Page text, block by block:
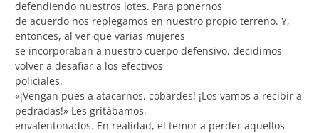
defendiendo nuestros lotes. Para ponernos
de acuerdo nos replegamos en nuestro propio terreno. Y,
entonces, al ver que varias mujeres
se incorporaban a nuestro cuerpo defensivo, decidimos
volver a desafiar a los efectivos
policiales.
«¡Vengan pues a atacarnos, cobardes! ¡Los vamos a recibir a
pedradas!» Les gritábamos,
envalentonados. En realidad, el temor a perder aquellos